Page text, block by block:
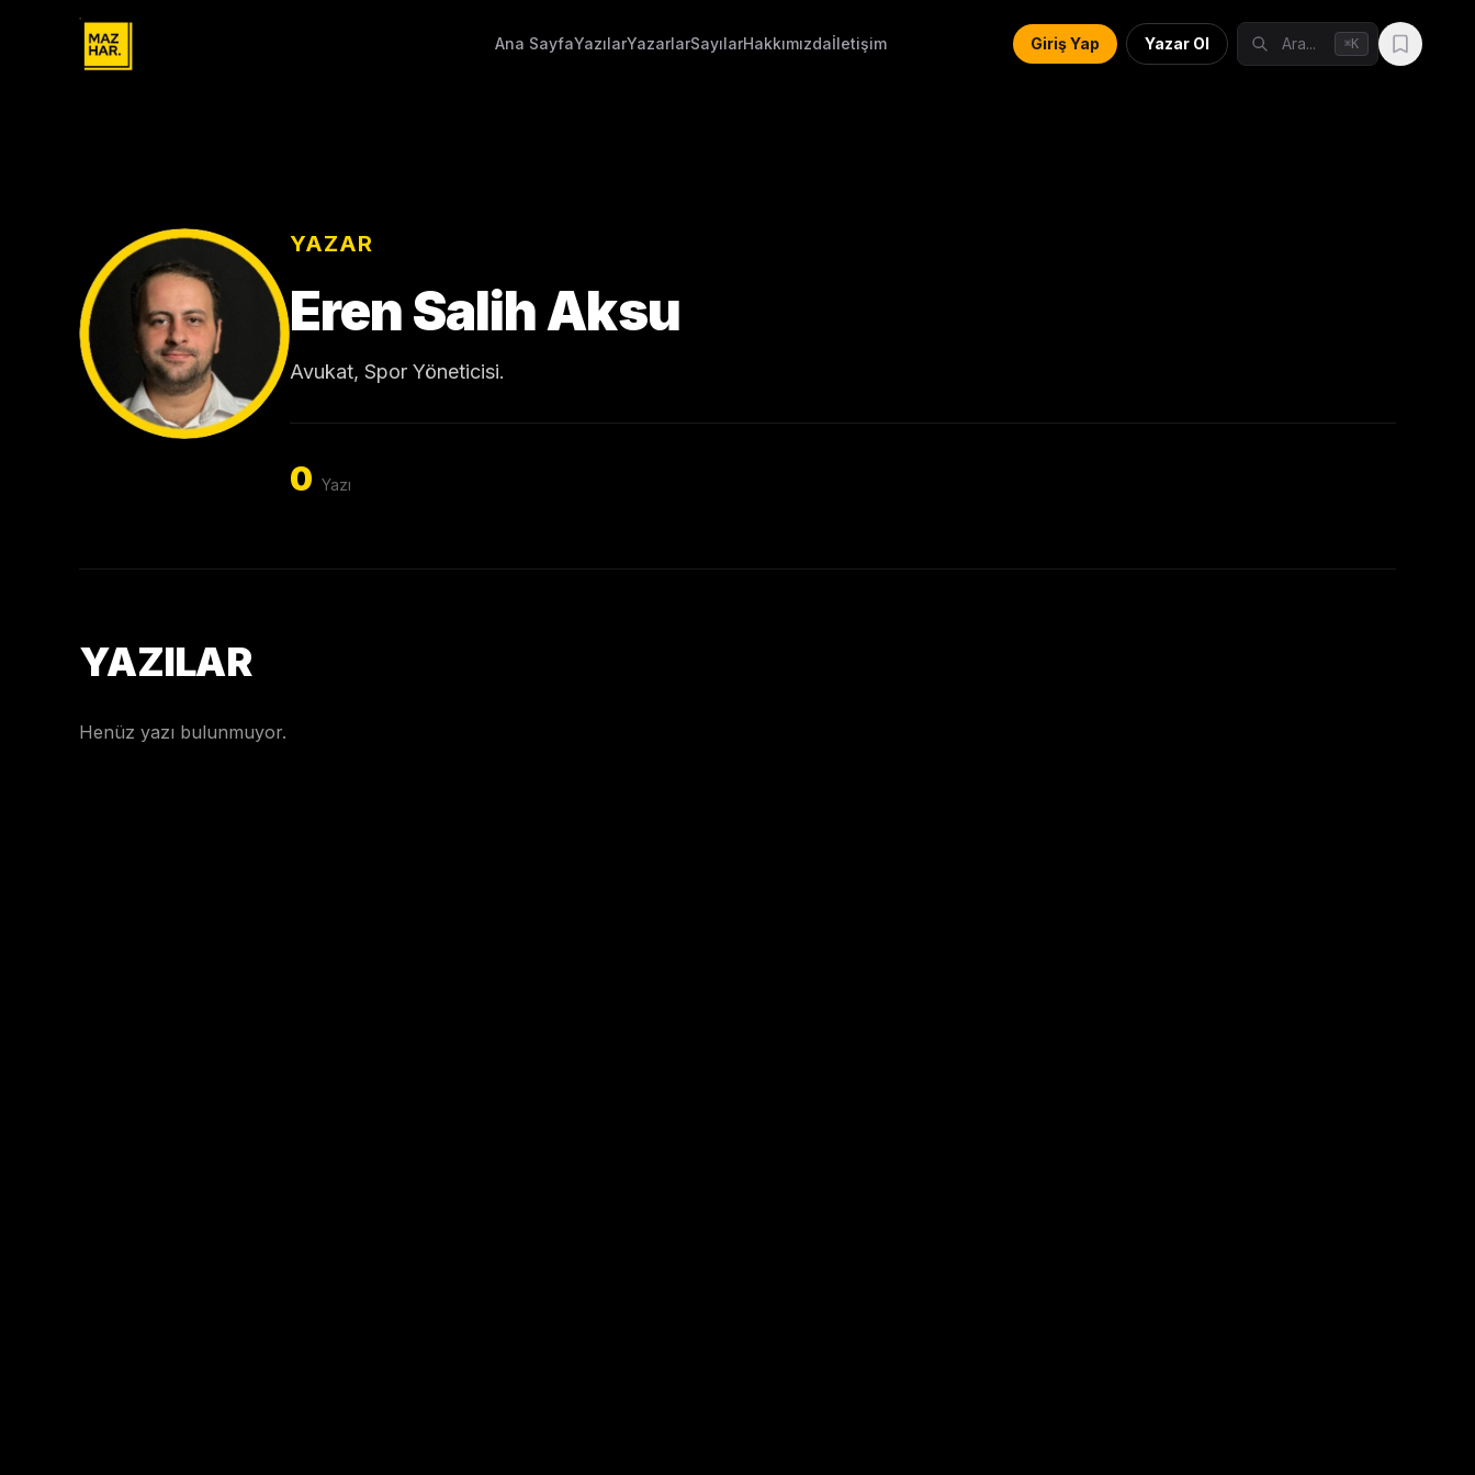
Ana SayfaYazılarYazarlarSayılarHakkımızdaİletişim Giriş Yap Yazar Ol Ara... ⌘K
YAZAR
Eren Salih Aksu
Avukat, Spor Yöneticisi.
0 Yazı
YAZILAR
Henüz yazı bulunmuyor.